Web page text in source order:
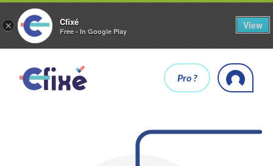
× Cfixé
Free - In Google Play
View
Pro ?